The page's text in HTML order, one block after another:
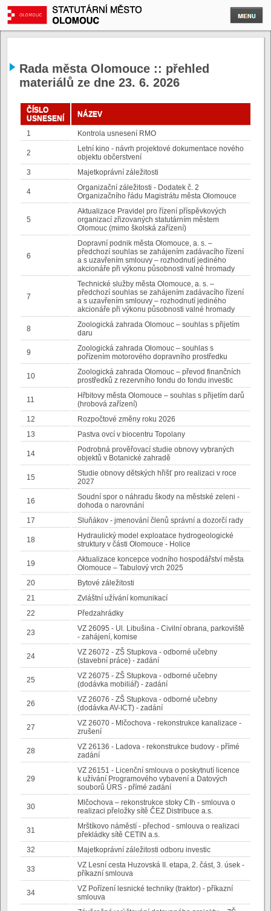
Rada města Olomouce :: přehled
materiálů ze dne 23. 6. 2026
ČÍSLO
USNESENÍ
NÁZEV
1 Kontrola usnesení RMO
2
Letní kino - návrh projektové dokumentace nového
objektu občerstvení
3
Majetkoprávní záležitosti
4
Organizační záležitosti - Dodatek č. 2
Organizačního řádu Magistrátu města Olomouce
5
Aktualizace Pravidel pro řízení příspěvkových
organizací zřizovaných statutárním městem
Olomouc (mimo školská zařízení)
6
Dopravní podnik města Olomouce, a. s. –
předchozí souhlas se zahájením zadávacího řízení
a s uzavřením smlouvy – rozhodnutí jediného
akcionáře při výkonu působnosti valné hromady
7
Technické služby města Olomouce, a. s. –
předchozí souhlas se zahájením zadávacího řízení
a s uzavřením smlouvy – rozhodnutí jediného
akcionáře při výkonu působnosti valné hromady
8
Zoologická zahrada Olomouc – souhlas s přijetím
daru
9
Zoologická zahrada Olomouc – souhlas s
pořízením motorového dopravního prostředku
10
Zoologická zahrada Olomouc – převod finančních
prostředků z rezervního fondu do fondu investic
11
Hřbitovy města Olomouce – souhlas s přijetím darů
(hrobová zařízení)
12
Rozpočtové změny roku 2026
13
Pastva ovcí v biocentru Topolany
14
Podrobná prověřovací studie obnovy vybraných
objektů v Botanické zahradě
15
Studie obnovy dětských hřišť pro realizaci v roce
2027
16
Soudní spor o náhradu škody na městské zeleni -
dohoda o narovnání
17
Sluňákov - jmenování členů správní a dozorčí rady
18
Hydraulický model exploatace hydrogeologické
struktury v části Olomouce - Holice
19
Aktualizace koncepce vodního hospodářství města
Olomouce – Tabulový vrch 2025
20
Bytové záležitosti
21
Zvláštní užívání komunikací
22
Předzahrádky
23
VZ 26095 - Ul. Libušina - Civilní obrana, parkoviště
- zahájení, komise
24
VZ 26072 - ZŠ Stupkova - odborné učebny
(stavební práce) - zadání
25
VZ 26075 - ZŠ Stupkova - odborné učebny
(dodávka mobiliář) - zadání
26
VZ 26076 - ZŠ Stupkova - odborné učebny
(dodávka AV-ICT) - zadání
27
VZ 26070 - Mlčochova - rekonstrukce kanalizace -
zrušení
28
VZ 26136 - Ladova - rekonstrukce budovy - přímé
zadání
29
VZ 26151 - Licenční smlouva o poskytnutí licence
k užívání Programového vybavení a Datových
souborů ÚRS - přímé zadání
30
Mlčochova – rekonstrukce stoky CIh - smlouva o
realizaci přeložky sítě ČEZ Distribuce a.s.
31
Mrštíkovo náměstí - přechod - smlouva o realizaci
překládky sítě CETIN a.s.
32
Majetkoprávní záležitosti odboru investic
33
VZ Lesní cesta Huzovská II. etapa, 2. část, 3. úsek -
příkazní smlouva
34
VZ Pořízení lesnické techniky (traktor) - příkazní
smlouva